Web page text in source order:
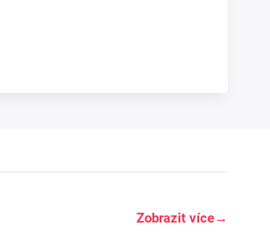
Zobrazit více→